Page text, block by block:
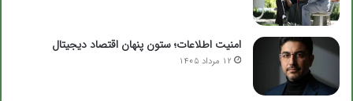
امنیت اطلاعات؛ ستون پنهان اقتصاد دیجیتال
12 مرداد 1405